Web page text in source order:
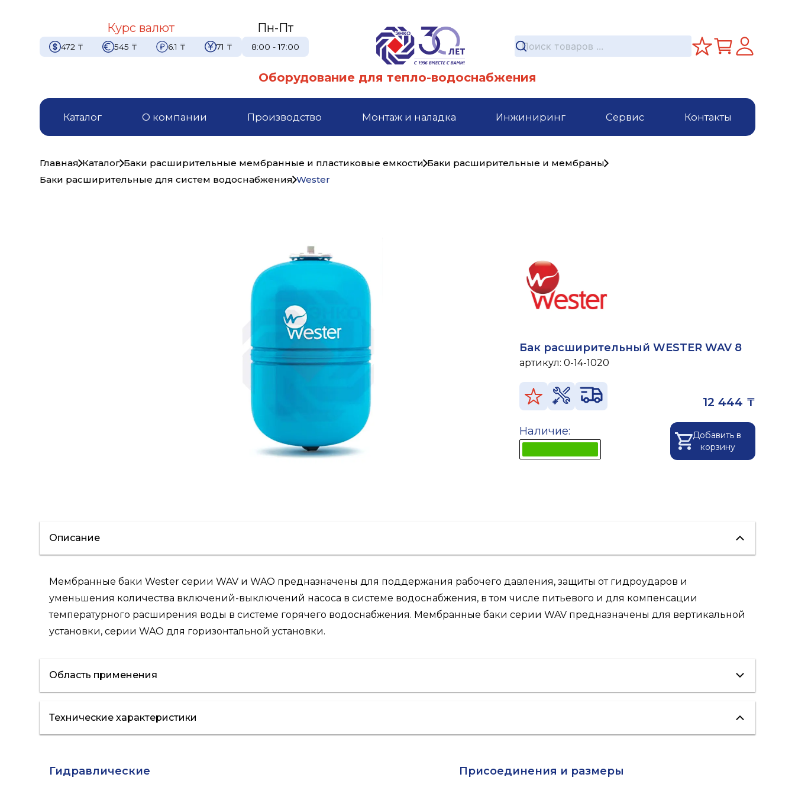
Курс валют
472 ₸ 545 ₸ 6.1 ₸ 71 ₸
Пн-Пт
8:00 - 17:00
Оборудование для тепло-водоснабжения
Каталог О компании Производство Монтаж и наладка Инжиниринг Сервис Контакты
Главная Каталог Баки расширительные мембранные и пластиковые емкости Баки расширительные и мембраны
Баки расширительные для систем водоснабжения Wester
Бак расширительный WESTER WAV 8
артикул: 0-14-1020
12 444 ₸
Наличие:
Добавить в
корзину
Описание
Мембранные баки Wester серии WAV и WAO предназначены для поддержания рабочего давления, защиты от гидроударов и
уменьшения количества включений-выключений насоса в системе водоснабжения, в том числе питьевого и для компенсации
температурного расширения воды в системе горячего водоснабжения. Мембранные баки серии WAV предназначены для вертикальной
установки, серии WAO для горизонтальной установки.
Область применения
водоснабжение
Технические характеристики
Гидравлические Присоединения и размеры